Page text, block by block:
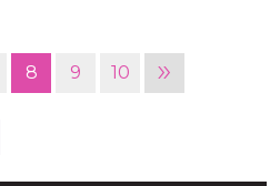
8 9 10 »